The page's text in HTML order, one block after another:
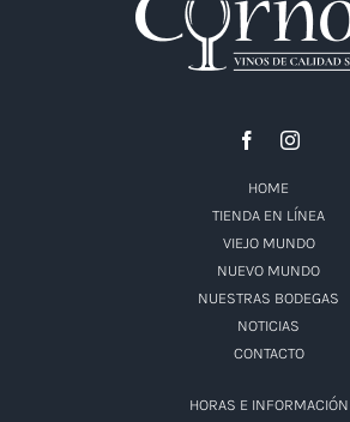
HOME
TIENDA EN LÍNEA
VIEJO MUNDO
NUEVO MUNDO
NUESTRAS BODEGAS
NOTICIAS
CONTACTO
HORAS E INFORMACIÓN